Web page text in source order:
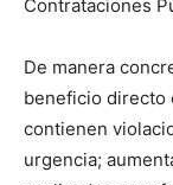
Contrataciones
De manera
beneficio directo
contienen
urgencia;